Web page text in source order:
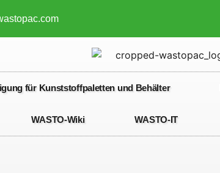
für Kunststoffpaletten und Behälter
WASTO-Wiki WASTO-IT